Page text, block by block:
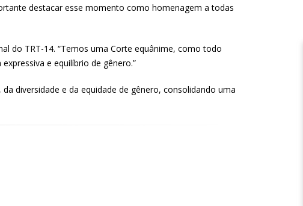
destacar esse momento como homenagem a todas
do TRT-14. “Temos uma Corte equânime, como todo
e equilíbrio de gênero.”
diversidade e da equidade de gênero, consolidando uma